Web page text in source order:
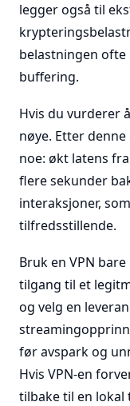
legger også til
belastningen
buffering.
Hvis du vurderer
nøye. Etter
noe: økt latens
flere sekunder
interaksjoner,
tilfredsstillende.
Bruk en VPN
tilgang til et
og velg en
før avspark og
Hvis VPN-en
tilbake til en